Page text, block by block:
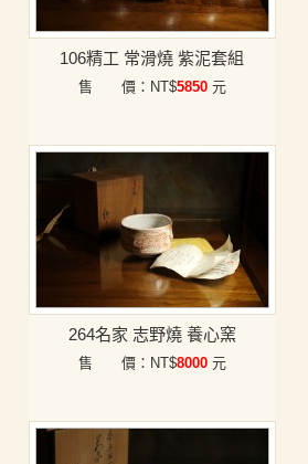
106精工 常滑燒 紫泥套組
售 價：NT$5850 元
264名家 志野燒 養心窯
售 價：NT$8000 元